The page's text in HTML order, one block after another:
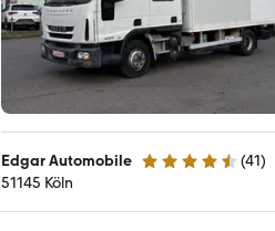
Edgar Automobile 4.4 Sterne (41)
51145 Köln